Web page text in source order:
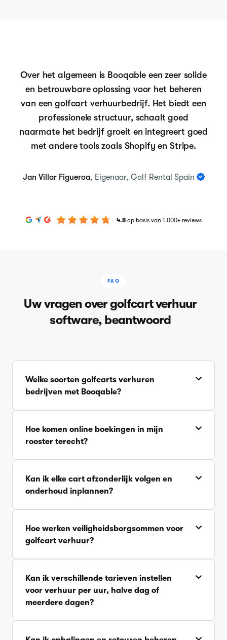
Over het algemeen is Booqable een zeer solide
en betrouwbare oplossing voor het beheren
van een golfcart verhuurbedrijf. Het biedt een
professionele structuur, schaalt goed
naarmate het bedrijf groeit en integreert goed
met andere tools zoals Shopify en Stripe.
Jan Villar Figueroa, Eigenaar, Golf Rental Spain
4.8 op basis van 1.000+ reviews
FAQ
Uw vragen over golfcart verhuur
software, beantwoord
Welke soorten golfcarts verhuren
bedrijven met Booqable?
Hoe komen online boekingen in mijn
rooster terecht?
Kan ik elke cart afzonderlijk volgen en
onderhoud inplannen?
Hoe werken veiligheidsborgsommen voor
golfcart verhuur?
Kan ik verschillende tarieven instellen
voor verhuur per uur, halve dag of
meerdere dagen?